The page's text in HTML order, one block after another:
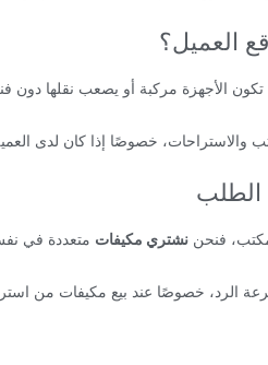
العميل؟
الأجهزة مركبة أو يصعب نقلها دون
والاستراحات، خصوصًا إذا كان لدى
فنحن نشتري مكيفات متعددة في
الرد، خصوصًا عند بيع مكيفات من